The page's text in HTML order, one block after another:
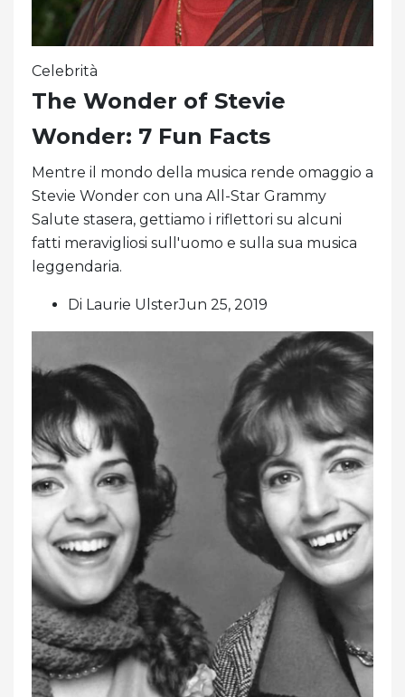
Celebrità
The Wonder of Stevie
Wonder: 7 Fun Facts
Mentre il mondo della musica rende omaggio a
Stevie Wonder con una All-Star Grammy
Salute stasera, gettiamo i riflettori su alcuni
fatti meravigliosi sull'uomo e sulla sua musica
leggendaria.
Di Laurie UlsterJun 25, 2019